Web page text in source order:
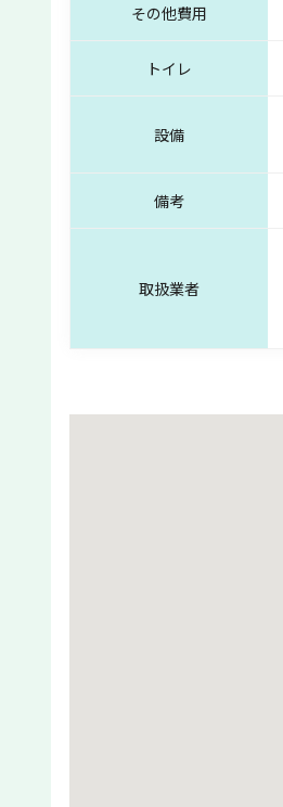
その他費用
トイレ
設備
備考
取扱業者